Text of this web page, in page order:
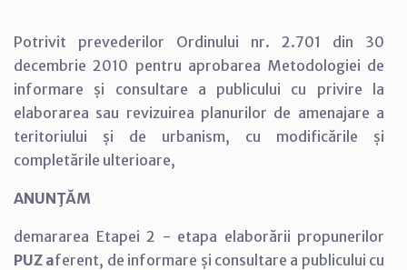
Potrivit prevederilor Ordinului nr. 2.701 din 30
decembrie 2010 pentru aprobarea Metodologiei de
informare și consultare a publicului cu privire la
elaborarea sau revizuirea planurilor de amenajare a
teritoriului și de urbanism, cu modificările și
completările ulterioare,
ANUNŢĂM
demararea Etapei 2 - etapa elaborării propunerilor
PUZ aferent, de informare și consultare a publicului cu